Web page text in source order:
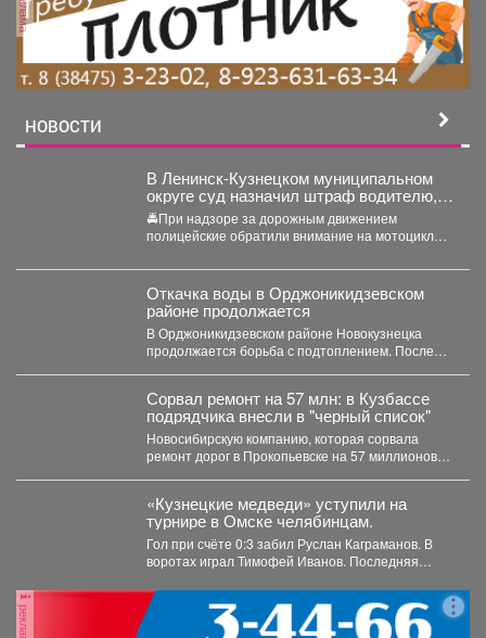
НОВОСТИ
В Ленинск-Кузнецком муниципальном
округе суд назначил штраф водителю,
управлявшему мотоциклом после
лишения водительских прав
🚔При надзоре за дорожным движением
полицейские обратили внимание на мотоцикл
Откачка воды в Орджоникидзевском
районе продолжается
В Орджоникидзевском районе Новокузнецка
продолжается борьба с подтоплением. После
Сорвал ремонт на 57 млн: в Кузбассе
подрядчика внесли в "черный список"
Новосибирскую компанию, которая сорвала
ремонт дорог в Прокопьевске на 57 миллионов
«Кузнецкие медведи» уступили на
турнире в Омске челябинцам.
Гол при счёте 0:3 забил Руслан Каграманов. В
воротах играл Тимофей Иванов. Последняя
реклама